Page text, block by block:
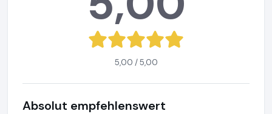
5,00 / 5,00
Absolut empfehlenswert